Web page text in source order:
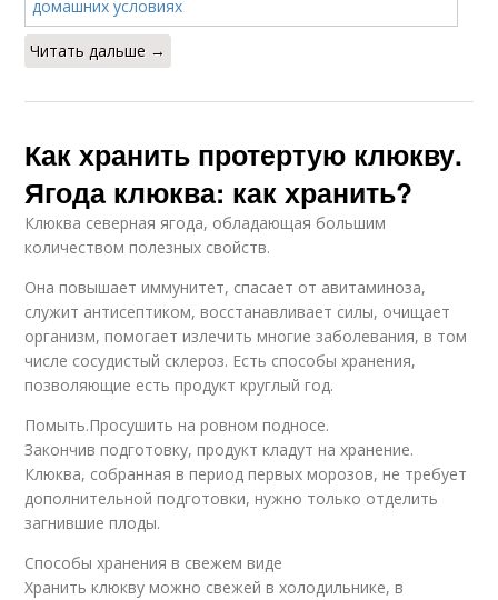
Читать дальше →
Как хранить протертую клюкву.
Ягода клюква: как хранить?
Клюква северная ягода, обладающая большим
количеством полезных свойств.
Она повышает иммунитет, спасает от авитаминоза,
служит антисептиком, восстанавливает силы, очищает
организм, помогает излечить многие заболевания, в том
числе сосудистый склероз. Есть способы хранения,
позволяющие есть продукт круглый год.
Помыть.Просушить на ровном подносе.
Закончив подготовку, продукт кладут на хранение.
Клюква, собранная в период первых морозов, не требует
дополнительной подготовки, нужно только отделить
загнившие плоды.
Способы хранения в свежем виде
Хранить клюкву можно свежей в холодильнике, в